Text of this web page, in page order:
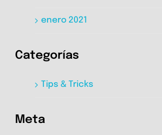
enero 2021
Categorías
Tips & Tricks
Meta